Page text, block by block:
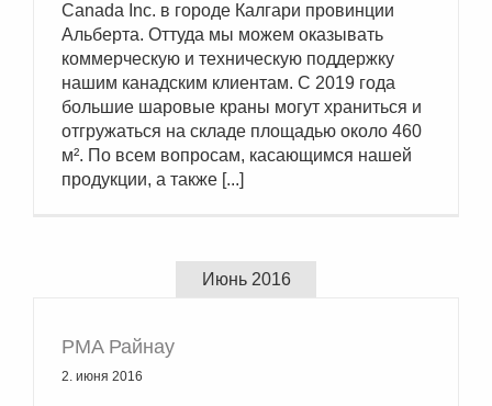
Canada Inc. в городе Калгари провинции
Альберта. Оттуда мы можем оказывать
коммерческую и техническую поддержку
нашим канадским клиентам. С 2019 года
большие шаровые краны могут храниться и
отгружаться на складе площадью около 460
м². По всем вопросам, касающимся нашей
продукции, а также [...]
Июнь 2016
РМА Райнау
2. июня 2016